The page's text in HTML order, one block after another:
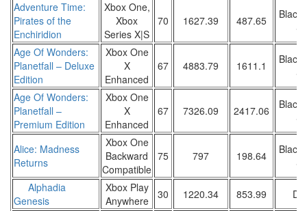
Adventure Time:
Pirates of the
Enchiridion
Xbox One,
Xbox
Series X|S
70 1627.39 487.65
Black
Age Of Wonders:
Planetfall – Deluxe
Edition
Xbox One
X
Enhanced
67 4883.79 1611.1
Black
Age Of Wonders:
Planetfall –
Premium Edition
Xbox One
X
Enhanced
67 7326.09 2417.06
Black
Alice: Madness
Returns
Xbox One
Backward
Compatible
75 797 198.64
Black
Alphadia
Genesis
Xbox Play
Anywhere
30 1220.34 853.99